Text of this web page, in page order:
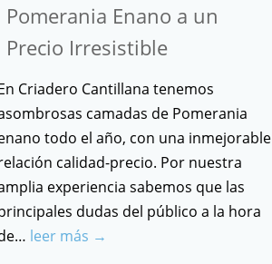
Pomerania Enano a un
Precio Irresistible
Criadero Cantillana tenemos
camadas de Pomerania
todo el año, con una inmejorable
calidad-precio. Por nuestra
experiencia sabemos que las
dudas del público a la hora
leer más →